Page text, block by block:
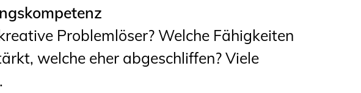
Problemlöser? Welche Fähigkeiten
welche eher abgeschliffen? Viele